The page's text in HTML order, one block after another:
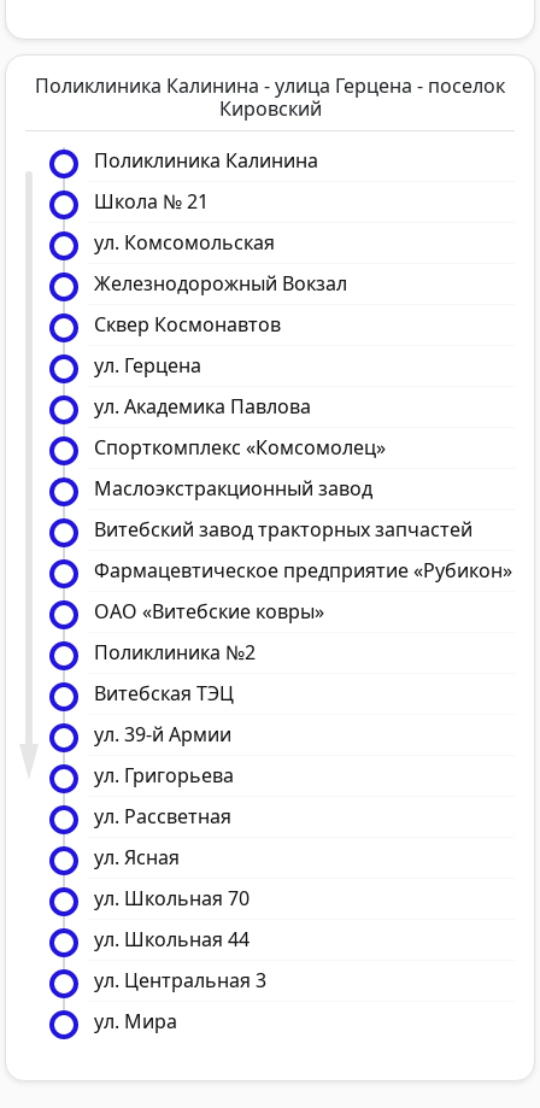
Поликлиника Калинина - улица Герцена - поселок
Кировский
Поликлиника Калинина
Школа № 21
ул. Комсомольская
Железнодорожный Вокзал
Сквер Космонавтов
ул. Герцена
ул. Академика Павлова
Спорткомплекс «Комсомолец»
Маслоэкстракционный завод
Витебский завод тракторных запчастей
Фармацевтическое предприятие «Рубикон»
ОАО «Витебские ковры»
Поликлиника №2
Витебская ТЭЦ
ул. 39-й Армии
ул. Григорьева
ул. Рассветная
ул. Ясная
ул. Школьная 70
ул. Школьная 44
ул. Центральная 3
ул. Мира